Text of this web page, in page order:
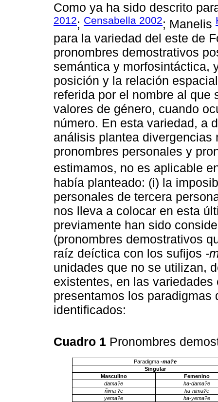
Como ya ha sido descrito
2012; Censabella 2002; Manelis
para la variedad del este de
pronombres demostrativos
semántica y morfosintáctica,
posición y la relación
referida por el nombre al
valores de género, cuando
número. En esta variedad, a
análisis plantea
pronombres personales y
estimamos, no es aplicable
había planteado: (i) la
personales de tercera
nos lleva a colocar en esta
previamente han sido
(pronombres demostrativos
raíz deíctica con los sufijos -
unidades que no se utilizan,
existentes, en las
presentamos los paradigmas
identificados:
Cuadro 1 Pronombres
Paradigma -ma?e
Singular
Masculino
Femenino
dama?e
ha-dama?e
ñima ?e
ha-nima?e
yema?e
ha-yema?e